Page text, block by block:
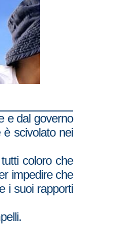
e dal governo
è scivolato nei
coloro che
impedire che
i suoi rapporti